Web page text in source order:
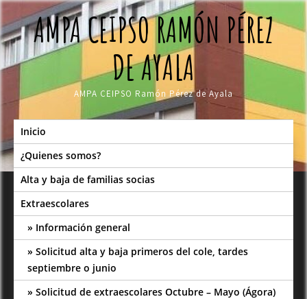
Skip
to
contentAMPA CEIPSO RAMÓN PÉREZ
DE AYALA
AMPA CEIPSO Ramón Pérez de Ayala
Inicio
¿Quienes somos?
Alta y baja de familias socias
Extraescolares
Información general
Solicitud alta y baja primeros del cole, tardes
septiembre o junio
Solicitud de extraescolares Octubre – Mayo (Ágora)